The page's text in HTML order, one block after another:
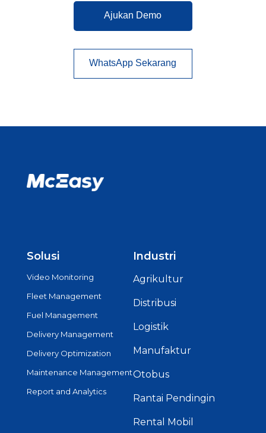
Ajukan Demo
WhatsApp Sekarang
Solusi
Video Monitoring
Fleet Management
Fuel Management
Delivery Management
Delivery Optimization
Maintenance Management
Report and Analytics
Industri
Agrikultur
Distribusi
Logistik
Manufaktur
Otobus
Rantai Pendingin
Rental Mobil